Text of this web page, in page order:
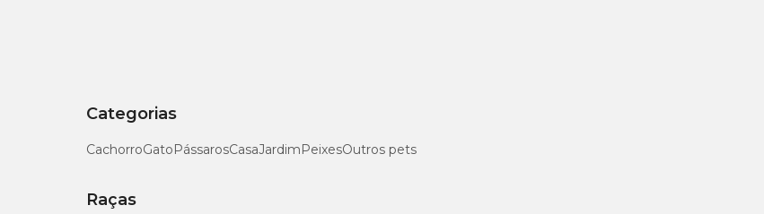
Categorias
CachorroGatoPássarosCasaJardimPeixesOutros pets
Raças